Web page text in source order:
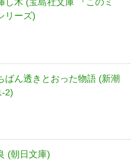
し木 (宝島社文庫 『このミ
リーズ)
ばん透きとおった物語 (新潮
2)
(朝日文庫)